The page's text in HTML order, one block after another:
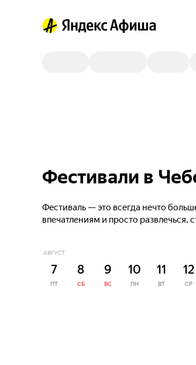
Фестивали в
Фестиваль — это всегда нечто
впечатлениям и просто
АВГУСТ
7
ПТ
8
СБ
9
ВС
10
ПН
11
ВТ
12
СР